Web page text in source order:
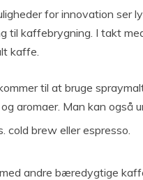
for innovation ser
til kaffebrygning. I takt
kaffe.
til at bruge
aromaer. Man kan også
cold brew eller espresso.
andre bæredygtige